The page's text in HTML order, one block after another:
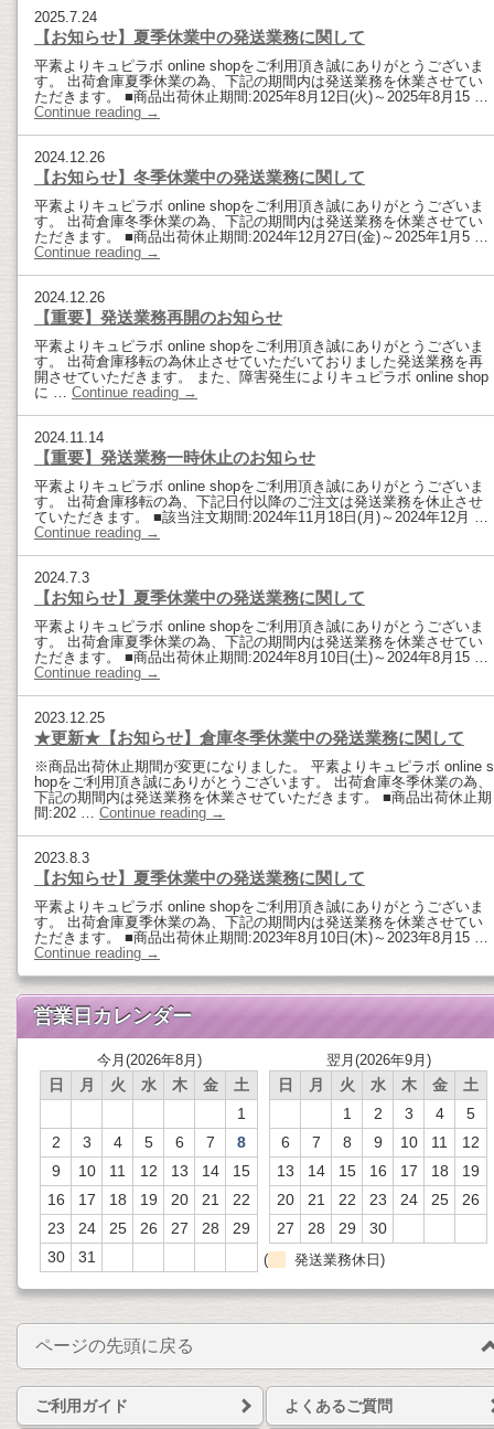
2025.7.24
【お知らせ】夏季休業中の発送業務に関して
平素よりキュピラボ online shopをご利用頂き誠にありがとうございま
す。 出荷倉庫夏季休業の為、下記の期間内は発送業務を休業させてい
ただきます。 ■商品出荷休止期間:2025年8月12日(火)～2025年8月15 …
Continue reading →
2024.12.26
【お知らせ】冬季休業中の発送業務に関して
平素よりキュピラボ online shopをご利用頂き誠にありがとうございま
す。 出荷倉庫冬季休業の為、下記の期間内は発送業務を休業させてい
ただきます。 ■商品出荷休止期間:2024年12月27日(金)～2025年1月5 …
Continue reading →
2024.12.26
【重要】発送業務再開のお知らせ
平素よりキュピラボ online shopをご利用頂き誠にありがとうございま
す。 出荷倉庫移転の為休止させていただいておりました発送業務を再
開させていただきます。 また、障害発生によりキュピラボ online shop
に … Continue reading →
2024.11.14
【重要】発送業務一時休止のお知らせ
平素よりキュピラボ online shopをご利用頂き誠にありがとうございま
す。 出荷倉庫移転の為、下記日付以降のご注文は発送業務を休止させ
ていただきます。 ■該当注文期間:2024年11月18日(月)～2024年12月 …
Continue reading →
2024.7.3
【お知らせ】夏季休業中の発送業務に関して
平素よりキュピラボ online shopをご利用頂き誠にありがとうございま
す。 出荷倉庫夏季休業の為、下記の期間内は発送業務を休業させてい
ただきます。 ■商品出荷休止期間:2024年8月10日(土)～2024年8月15 …
Continue reading →
2023.12.25
★更新★【お知らせ】倉庫冬季休業中の発送業務に関して
※商品出荷休止期間が変更になりました。 平素よりキュピラボ online s
hopをご利用頂き誠にありがとうございます。 出荷倉庫冬季休業の為、
下記の期間内は発送業務を休業させていただきます。 ■商品出荷休止期
間:202 … Continue reading →
2023.8.3
【お知らせ】夏季休業中の発送業務に関して
平素よりキュピラボ online shopをご利用頂き誠にありがとうございま
す。 出荷倉庫夏季休業の為、下記の期間内は発送業務を休業させてい
ただきます。 ■商品出荷休止期間:2023年8月10日(木)～2023年8月15 …
Continue reading →
営業日カレンダー
今月(2026年8月)
日 月 火 水 木 金
土
1
2
3 4 5 6 7
8
9
10 11 12 13 14
15
16
17 18 19 20 21
22
23
24 25 26 27 28
29
30
31
翌月(2026年9月)
日 月 火 水 木 金
土
1
2 3 4
5
6
7 8 9 10 11
12
13
14 15 16 17 18
19
20
21 22 23 24 25
26
27
28 29 30
( 発送業務休日)
ページの先頭に戻る
ご利用ガイド よくあるご質問